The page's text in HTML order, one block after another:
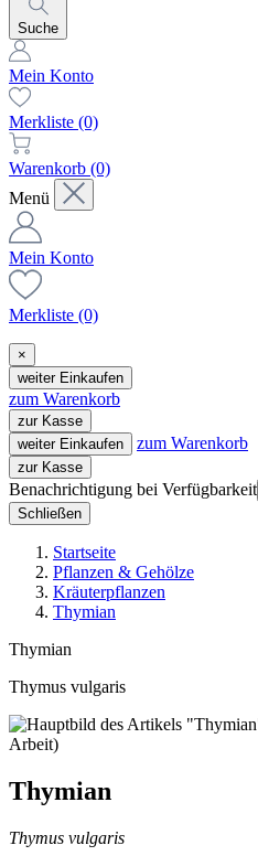
Suche
Mein Konto
Merkliste (0)
Warenkorb (0)
Menü
Mein Konto
Merkliste (0)
×
weiter Einkaufen
zum Warenkorb
zur Kasse
weiter Einkaufen
zum Warenkorb
zur Kasse
Benachrichtigung bei Verfügbarkeit
Schließen
Startseite
Pflanzen & Gehölze
Kräuterpflanzen
Thymian
Thymian
Thymus vulgaris
Thymian
Thymus vulgaris